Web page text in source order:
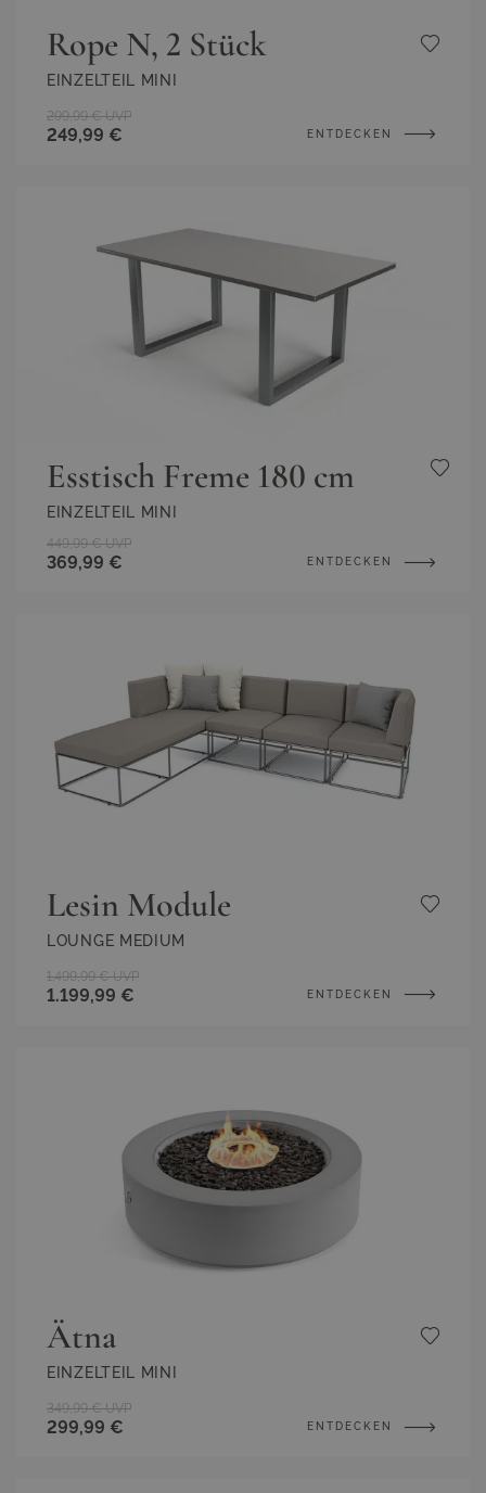
Rope N, 2 Stück
EINZELTEIL MINI
249,99 €
299,99 € UVP
ENTDECKEN
Esstisch Freme 180 cm
EINZELTEIL MINI
369,99 €
449,99 € UVP
ENTDECKEN
Lesin Module
LOUNGE MEDIUM
1.199,99 €
1.499,99 € UVP
ENTDECKEN
Ätna
EINZELTEIL MINI
299,99 €
349,99 € UVP
ENTDECKEN